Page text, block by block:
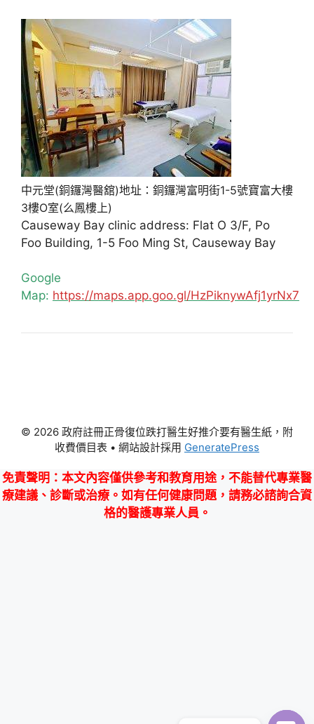
中元堂(銅鑼灣醫舘)地址：銅鑼灣富明街1-5號寶富大樓
3樓O室(么鳳樓上)
Causeway Bay clinic address: Flat O 3/F, Po
Foo Building, 1-5 Foo Ming St, Causeway Bay
Google
Map: https://maps.app.goo.gl/HzPiknywAfj1yrNx7
© 2026 政府註冊正骨復位跌打醫生好推介要有醫生紙，附
收費價目表 • 網站設計採用 GeneratePress
免責聲明 ：本文內容僅供參考和教育用途，不能替代專業醫
療建議、診斷或治療。如有任何健康問題，請務必諮詢合資
格的醫護專業人員。